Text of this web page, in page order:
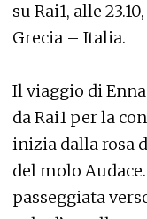
su Rai1, alle
Grecia – Italia.
Il viaggio di
da Rai1 per la
inizia dalla rosa
del molo
passeggiata